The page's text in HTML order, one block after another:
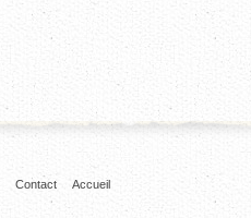
Accueil
Contact